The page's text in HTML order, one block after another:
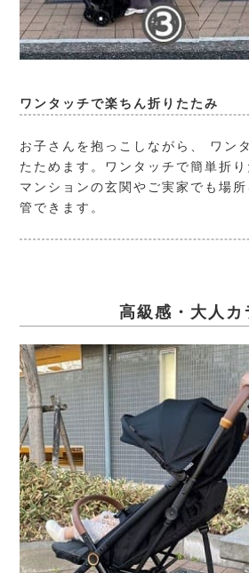
ワンタッチで楽ちん折りたたみ
お子さんを抱っこしながら、 ワン
たためます。ワンタッチで簡単折り
マンションの玄関やご実家でも場
管できます。
高級感・大人カ